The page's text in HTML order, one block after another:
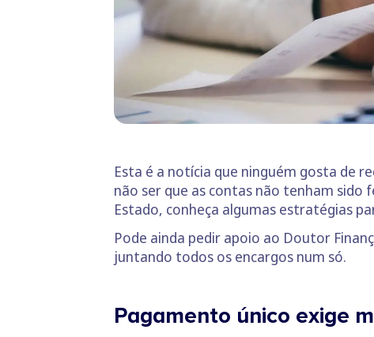
Esta é a notícia que ninguém gosta de
não ser que as contas não tenham sido
Estado, conheça algumas estratégias
Pode ainda pedir apoio ao Doutor
juntando todos os encargos num só.
Pagamento único exige